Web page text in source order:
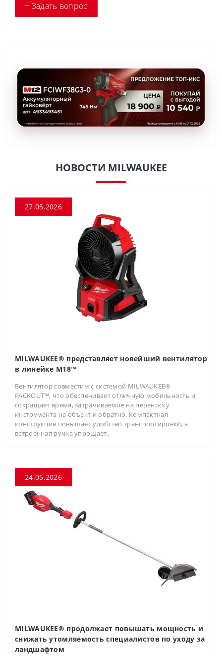
+ Задать вопрос
НОВОСТИ MILWAUKEE
27.05.2026
MILWAUKEE® представляет новейший вентилятор
в линейке M18™
Вентилятор совместим с системой MILWAUKEE®
PACKOUT™, что обеспечивает отличную мобильность и
сокращает время, затрачиваемое на переноску
инструмента на объект и обратно. Компактная
конструкция повышает удобство транспортировки, а
встроенная ручка упрощает..
24.05.2026
MILWAUKEE® продолжает повышать мощность и
снижать утомляемость специалистов по уходу за
ландшафтом